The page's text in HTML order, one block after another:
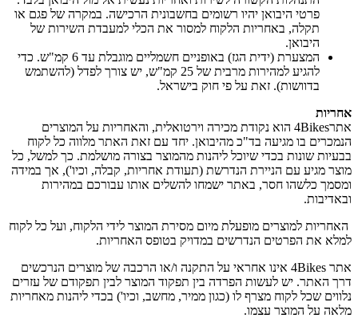
פרטי היבואן יהיו רשומים בחשבונית הרכישה. במקרה של פגם או
תקלה, באחריות הלקוח למסור את הכלי למעבדת השירות של
היבואן.
המצערת (ידית הגז) באופניים חשמליים מוגבלת עד 6 קמ"ש. כדי
להגיע למהירות מרבית של 25 קמ"ש, יש צורך לפדל (להשתמש
בדוושות). זאת על פי חוק בישראל.
אחריות
אתר4Bikes הוא נקודת מכירה וירטואלית, והאחריות על המוצרים
הנמכרים בו מגיעה בד"כ מהיבואן. יחד עם זאת האתר מלווה כל לקוח
בבעיות שונות בכדי שיוכל ליהנות מהמוצר בצורה מושלמת. כך למשל, כל
מוצר מגיע עם הניירת הנדרשת (תעודת אחריות, קבלה, וכיו'), אך במידה
ומסמך כלשהו חסר, באתר ישמחו להשלים אותו עבורכם במהירות
ובאדיבות.
האחריות למוצרים מופעלת מיום מסירת המוצר לידי הלקוח, ועל כל לקוח
למלא את הפרטים הנדרשים במדויק בטופס האחריות.
אתר 4Bikes אינו אחראי על התקנה ו/או הרכבה של מוצרים הנרכשים
דרך האתר. יש לעשות הפרדה בין תפקוד המוצר לבין תפקודם של עזרים
נלווים שכל לקוח מצרף לו (כגון ממיר, מחשב, וכיו') בכדי ליהנות מאחריות
מלאה על המוצר עצמו.